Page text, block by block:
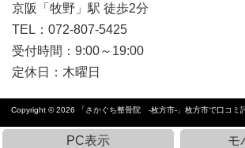
京阪「牧野」駅 徒歩2分
TEL：072-807-5425
受付時間：9:00～19:00
定休日： 木曜日
Copyright © 2026 「さかぐち整骨院 -枚方市-」枚方市で口コミ
PC表示 モ